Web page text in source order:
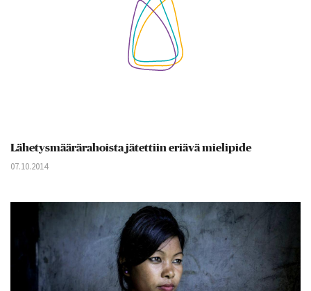
Lähetysmäärärahoista jätettiin eriävä mielipide
07.10.2014